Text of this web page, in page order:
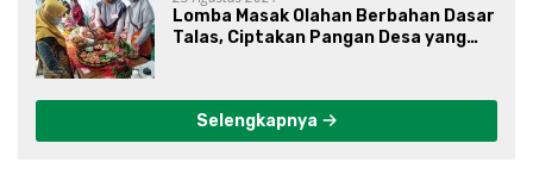
Lomba Masak Olahan Berbahan Dasar
Talas, Ciptakan Pangan Desa yang
Selengkapnya